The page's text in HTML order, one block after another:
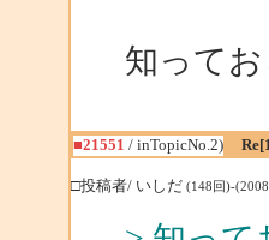
知って
■21551 / inTopicNo.2)
□投稿者/ いしだ (148回)-